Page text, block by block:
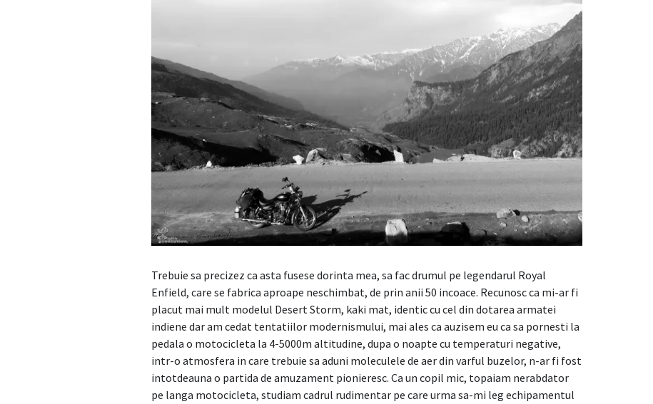
Trebuie sa precizez ca asta fusese dorinta mea, sa fac drumul pe legendarul Royal
Enfield, care se fabrica aproape neschimbat, de prin anii 50 incoace. Recunosc ca mi-ar fi
placut mai mult modelul Desert Storm, kaki mat, identic cu cel din dotarea armatei
indiene dar am cedat tentatiilor modernismului, mai ales ca auzisem eu ca sa pornesti la
pedala o motocicleta la 4-5000m altitudine, dupa o noapte cu temperaturi negative,
intr-o atmosfera in care trebuie sa aduni moleculele de aer din varful buzelor, n-ar fi fost
intotdeauna o partida de amuzament pionieresc. Ca un copil mic, topaiam nerabdator
pe langa motocicleta, studiam cadrul rudimentar pe care urma sa-mi leg echipamentul